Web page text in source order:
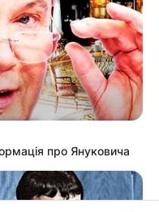
про Януковича